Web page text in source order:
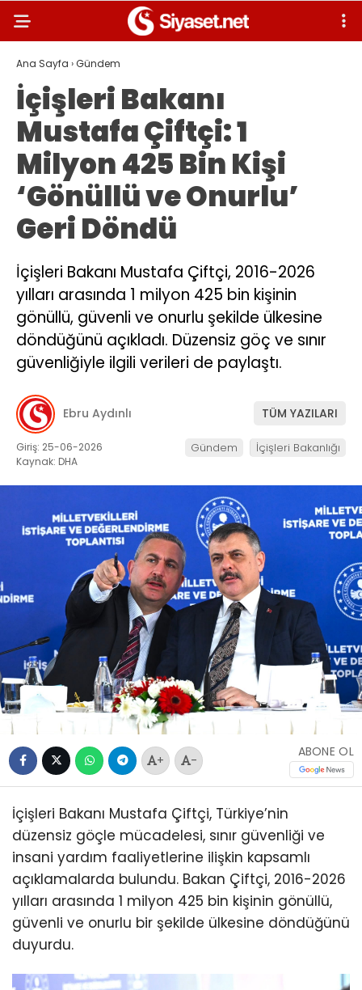
Ana Sayfa ›Gündem
İçişleri Bakanı
Mustafa Çiftçi: 1
Milyon 425 Bin Kişi
‘Gönüllü ve Onurlu’
Geri Döndü
İçişleri Bakanı Mustafa Çiftçi, 2016-2026
yılları arasında 1 milyon 425 bin kişinin
gönüllü, güvenli ve onurlu şekilde ülkesine
döndüğünü açıkladı. Düzensiz göç ve sınır
güvenliğiyle ilgili verileri de paylaştı.
Ebru Aydınlı TÜM YAZILARI
Giriş: 25-06-2026
Kaynak: DHA
Gündem İçişleri Bakanlığı
+ -
ABONE OL
İçişleri Bakanı Mustafa Çiftçi, Türkiye’nin
düzensiz göçle mücadelesi, sınır güvenliği ve
insani yardım faaliyetlerine ilişkin kapsamlı
açıklamalarda bulundu. Bakan Çiftçi, 2016-2026
yılları arasında 1 milyon 425 bin kişinin gönüllü,
güvenli ve onurlu bir şekilde ülkesine döndüğünü
duyurdu.